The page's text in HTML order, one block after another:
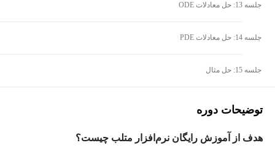
جلسه 13: حل معادلات ODE
جلسه 14: حل معادلات PDE
جلسه 15: حل مثال
توضیحات دوره
هدف از آموزش رایگان نرم‌افزار متلب چیست؟